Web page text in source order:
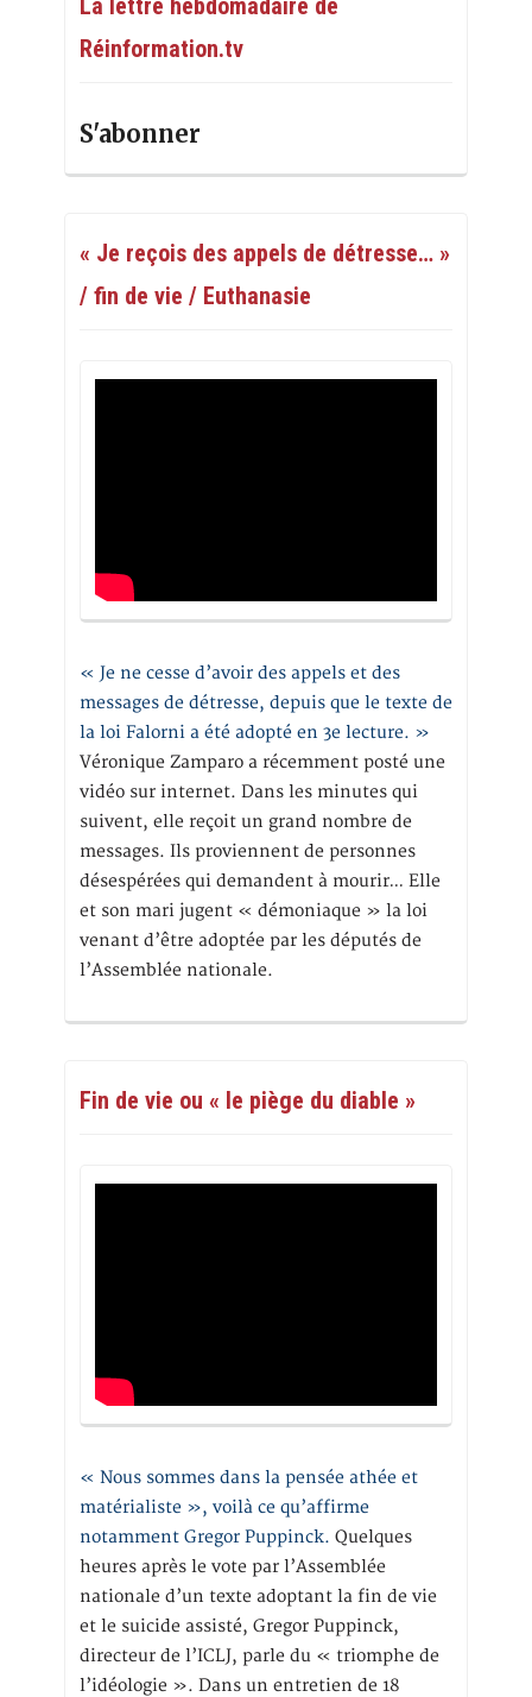
La lettre hebdomadaire de
Réinformation.tv
S'abonner
« Je reçois des appels de détresse… »
/ fin de vie / Euthanasie
« Je ne cesse d’avoir des appels et des
messages de détresse, depuis que le texte de
la loi Falorni a été adopté en 3e lecture. »
Véronique Zamparo a récemment posté une
vidéo sur internet. Dans les minutes qui
suivent, elle reçoit un grand nombre de
messages. Ils proviennent de personnes
désespérées qui demandent à mourir… Elle
et son mari jugent « démoniaque » la loi
venant d’être adoptée par les députés de
l’Assemblée nationale.
Fin de vie ou « le piège du diable »
« Nous sommes dans la pensée athée et
matérialiste », voilà ce qu’affirme
notamment Gregor Puppinck. Quelques
heures après le vote par l’Assemblée
nationale d’un texte adoptant la fin de vie
et le suicide assisté, Gregor Puppinck,
directeur de l’ICLJ, parle du « triomphe de
l’idéologie ». Dans un entretien de 18